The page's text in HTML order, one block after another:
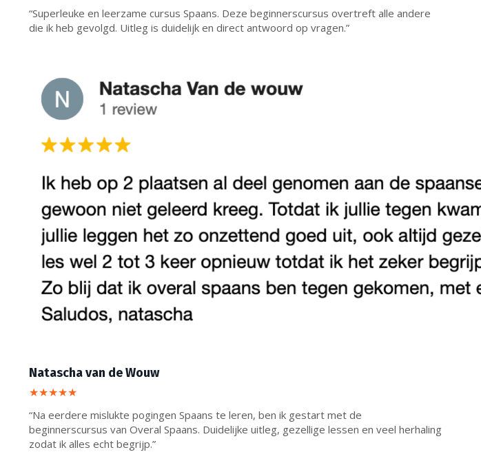
“Superleuke en leerzame cursus Spaans. Deze beginnerscursus overtreft alle andere
die ik heb gevolgd. Uitleg is duidelijk en direct antwoord op vragen.”
Natascha van de Wouw
★★★★★
“Na eerdere mislukte pogingen Spaans te leren, ben ik gestart met de
beginnerscursus van Overal Spaans. Duidelijke uitleg, gezellige lessen en veel herhaling
zodat ik alles echt begrijp.”